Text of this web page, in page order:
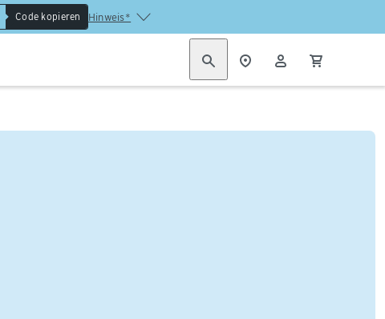
Code kopieren Hinweis*